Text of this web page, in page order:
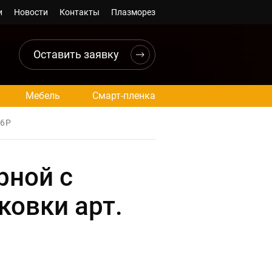
Новости Контакты Плазморез
Оставить заявку
Мебель Смарт-пленка
с
арт.